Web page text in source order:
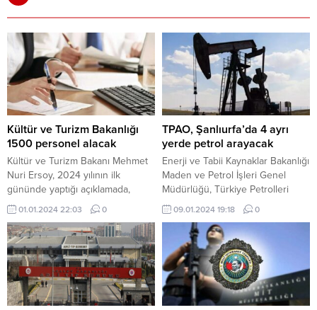
Kültür ve Turizm Bakanlığı
1500 personel alacak
Kültür ve Turizm Bakanı Mehmet
Nuri Ersoy, 2024 yılının ilk
gününde yaptığı açıklamada,
bakanlığa 1500 personel alımı
Ersoy, sosyal medya hesabından
yaptığı açıklamada, “Yeni yılın ilk
günü bir müjdemiz var! Kültür ve
Turizm Bakanlığı olarak, merkez
ve taşra teşkilatımızda istihdam
edilmek üzere, çeşitli ünvanlarda
01.01.2024 22:03 0
TPAO, Şanlıurfa’da 4 ayrı
yerde petrol arayacak
Enerji ve Tabii Kaynaklar Bakanlığı
Maden ve Petrol İşleri Genel
Müdürlüğü, Türkiye Petrolleri
Anonim Ortaklığı’na (TPAO)
arama ruhsatı verdi. Resmi
Gazete’de yayımlanan karara
göre, TPAO’ya Şanlıurfa’nın
Akçakale, Haliliye, Suruç ve
Birecik ilçelerinde bulunan 4 ayrı
saha için petrol arama ruhsatı
09.01.2024 19:18 0